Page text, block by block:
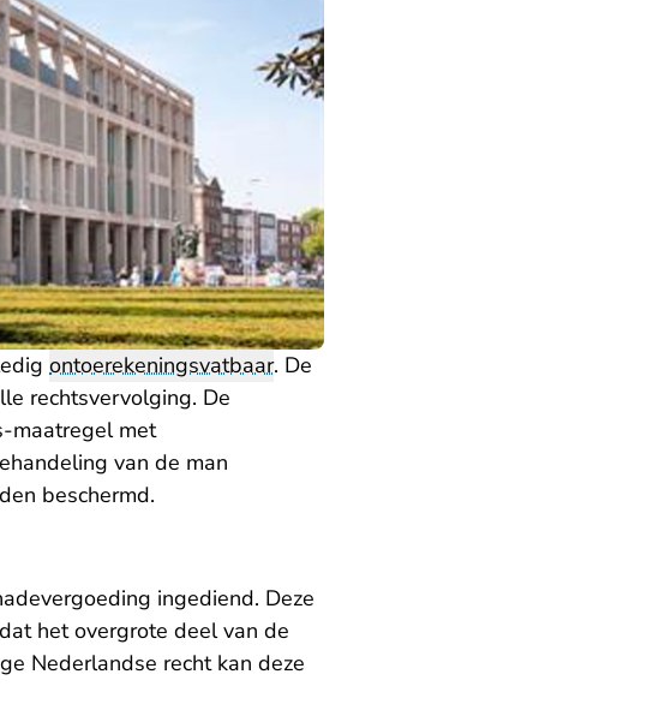
ontoerekeningsvatbaar. De
rechtsvervolging. De
maatregel met
van de man
beschermd.
ingediend. Deze
het overgrote deel van de
Nederlandse recht kan deze